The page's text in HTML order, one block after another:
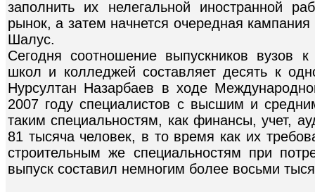
заполнить их нелегальной иностранной
рынок, а затем начнется очередная
Шалус.
Сегодня соотношение выпускников вузов
школ и колледжей составляет десять к
Нурсултан Назарбаев в ходе
2007 году специалистов с высшим и
таким специальностям, как финансы, учет,
81 тысяча человек, в то время как их
строительным же специальностям при
выпуск составил немногим более восьми